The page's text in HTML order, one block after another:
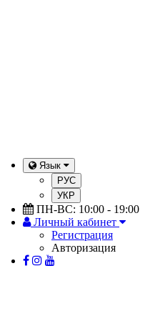
Язык
РУС
УКР
ПН-ВС: 10:00 - 19:00
Личный кабинет
Регистрация
Авторизация